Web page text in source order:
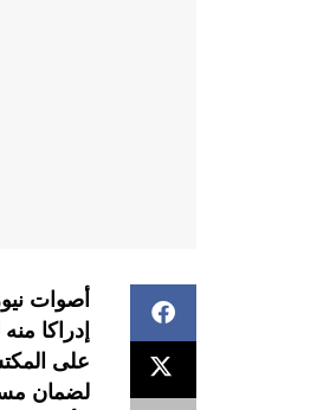
أصوات
إدراكا
على
لضمان